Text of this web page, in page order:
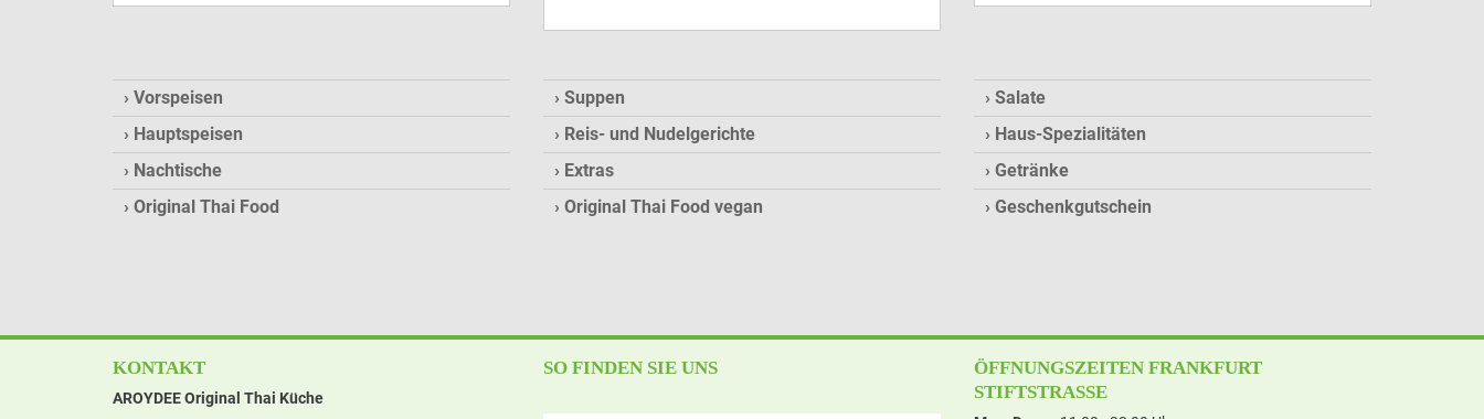
Vorspeisen Suppen
Salate
Hauptspeisen
Reis- und Nudelgerichte
Haus-Spezialitäten
Nachtische
Extras
Getränke
Original Thai Food
Original Thai Food vegan Geschenkgutschein
KONTAKT
AROYDEE Original Thai Küche
SO FINDEN SIE UNS
ÖFFNUNGSZEITEN FRANKFURT
STIFTSTRASSE